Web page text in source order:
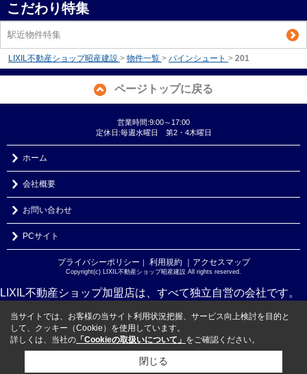
こだわり特集
駅近物件特集
LIXIL不動産ショップ昭産建設 > 物件一覧 > パインシュート > 201
ページトップに戻る
営業時間:9:00～17:00
定休日:毎週水曜日 第2・4木曜日
ホーム
会社概要
お問い合わせ
PCサイト
プライバシーポリシー ｜ 利用規約 ｜アクセスマップ
Copyright(c) LIXIL不動産ショップ昭産建設 All rights reserved.
LIXIL不動産ショップ加盟店は、すべて独立自営の会社です。
当サイトでは、お客様の当サイト利用状況把握、サービス向上検討を目的と
して、クッキー（Cookie）を使用しています。
詳しくは、当社の 「Cookieの取扱いについて」 をご確認ください。
閉じる